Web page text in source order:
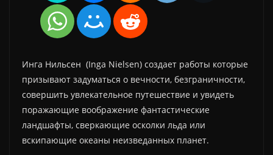
Инга Нильсен (Inga Nielsen) создает работы которые
призывают задуматься о вечности, безграничности,
совершить увлекательное путешествие и увидеть
поражающие воображение фантастические
ландшафты, сверкающие осколки льда или
вскипающие океаны неизведанных планет.